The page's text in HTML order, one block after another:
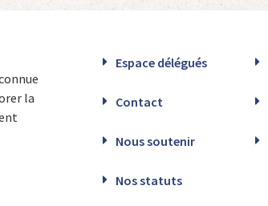
la
Espace délégués
Contact
Nous soutenir
Nos statuts